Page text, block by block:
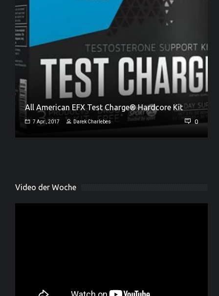
All American EFX Test Charge® Hardcore Kit
7 Apr., 2017 Darek Charlebes 0
Jamie Collins – neues Universal Team Mitglied
18 März, 2017 Darek Charlebes 0
Video der Woche